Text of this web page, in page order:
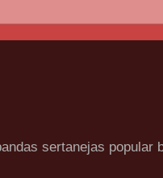
sertanejas popular